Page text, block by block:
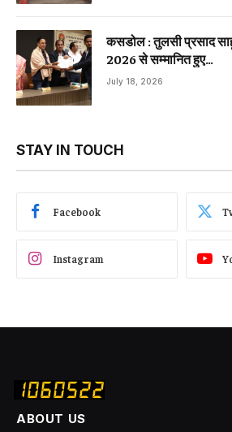
कसडोल : तुलसी प्रसाद साहू
2026 से सम्मानित हुए…
July 18, 2026
STAY IN TOUCH
Facebook
Instagram
ABOUT US